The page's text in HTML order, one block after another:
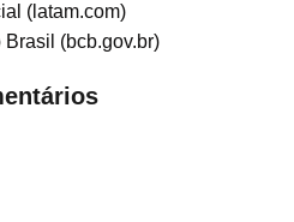
(latam.com)
(bcb.gov.br)